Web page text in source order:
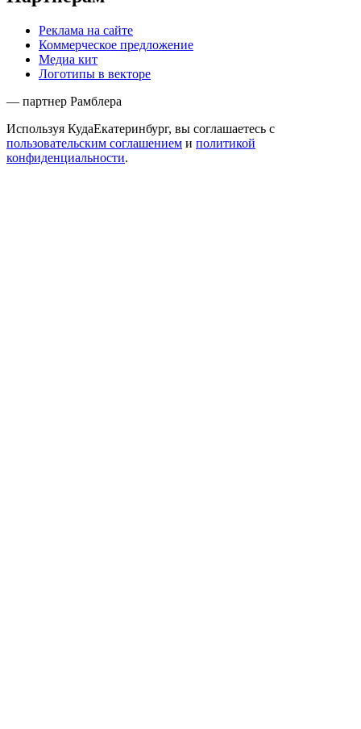
Реклама на сайте
Коммерческое предложение
Медиа кит
Логотипы в векторе
— партнер Рамблера
Используя КудаЕкатеринбург, вы соглашаетесь с
пользовательским соглашением и политикой
конфиденциальности.